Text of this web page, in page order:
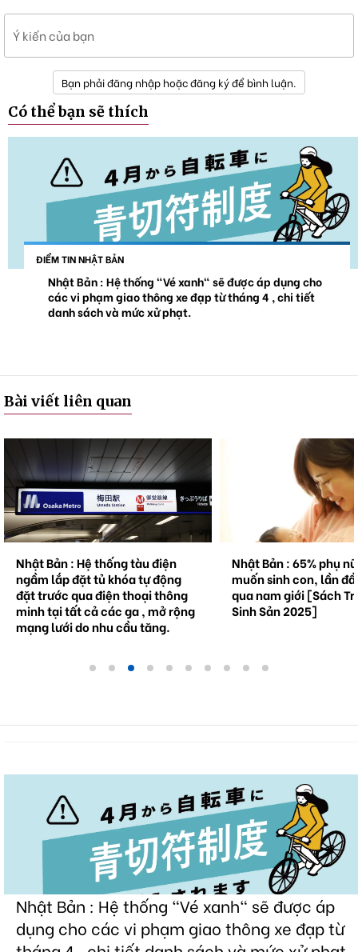
Ý kiến của bạn
Bạn phải đăng nhập hoặc đăng ký để bình luận.
Có thể bạn sẽ thích
ĐIỂM TIN NHẬT BẢN
Nhật Bản : Hệ thống "Vé xanh" sẽ được áp dụng cho
các vi phạm giao thông xe đạp từ tháng 4 , chi tiết
danh sách và mức xử phạt.
Bài viết liên quan
Nhật Bản : 65% phụ nữ không
muốn sinh con, lần đầu tiên vượt
qua nam giới [Sách Trắng về
Sinh Sản 2025]
Natto trở thành hiện
cầu . Bối cảnh và
tương lai.
Nhật Bản : Hệ thống "Vé xanh" sẽ được áp
dụng cho các vi phạm giao thông xe đạp từ